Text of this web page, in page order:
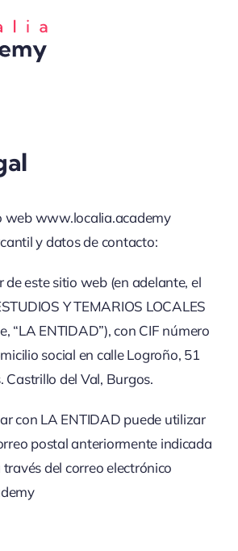
web www.localia.academy
y datos de contacto:
este sitio web (en adelante, el
Y TEMARIOS LOCALES
“LA ENTIDAD”), con CIF número
social en calle Logroño, 51
Castrillo del Val, Burgos.
con LA ENTIDAD puede utilizar
postal anteriormente indicada
través del correo electrónico